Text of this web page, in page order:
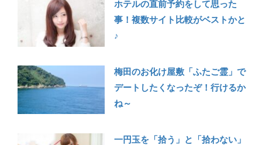
ホテルの直前予約をして思った
事！複数サイト比較がベストかと
♪
梅田のお化け屋敷「ふたご霊」で
デートしたくなったぞ！行けるか
ね～
一円玉を「拾う」と「拾わない」